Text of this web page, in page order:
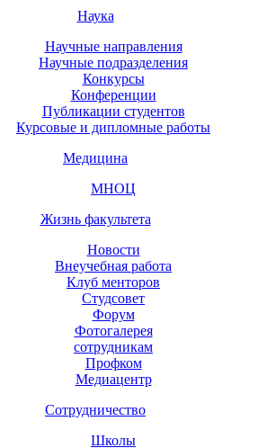
Наука
Научные направления
Научные подразделения
Конкурсы
Конференции
Публикации студентов
Курсовые и дипломные работы
Медицина
МНОЦ
Жизнь факультета
Новости
Внеучебная работа
Клуб менторов
Студсовет
Форум
Фотогалерея
сотрудникам
Профком
Медиацентр
Сотрудничество
Школы